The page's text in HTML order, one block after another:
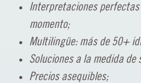
Interpretaciones
momento;
Multilingüe: más de 50+
Soluciones a la medida de
Precios asequibles;